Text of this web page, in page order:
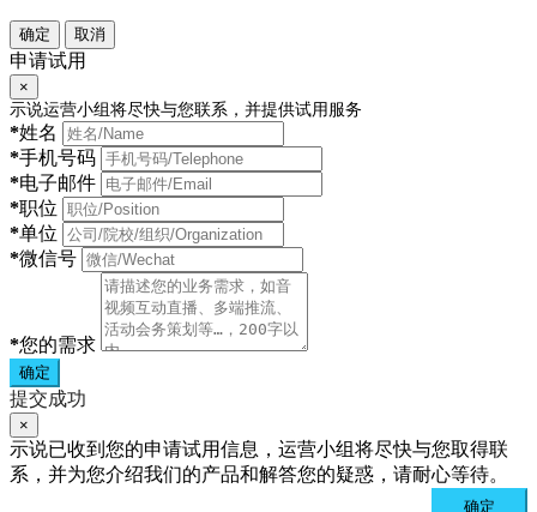
确定 取消
申请试用
×
示说运营小组将尽快与您联系，并提供试用服务
*姓名
*手机号码
*电子邮件
*职位
*单位
*微信号
*您的需求
确定
提交成功
×
示说已收到您的申请试用信息，运营小组将尽快与您取得联
系，并为您介绍我们的产品和解答您的疑惑，请耐心等待。
确定